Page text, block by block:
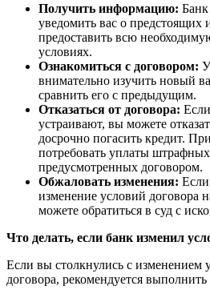
Получить информацию: Банк
уведомить вас о предстоящих
предоставить всю
условиях.
Ознакомиться с договором:
внимательно изучить новый
сравнить его с предыдущим.
Отказаться от договора:
устраивают, вы можете
досрочно погасить кредит.
потребовать уплаты
предусмотренных договором.
Обжаловать изменения: Если
изменение условий договора
можете обратиться в суд с
Что делать, если банк изменил
Если вы столкнулись с изменением
договора, рекомендуется